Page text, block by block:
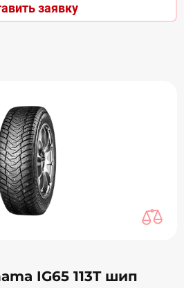
заявку
IG65 113T шип